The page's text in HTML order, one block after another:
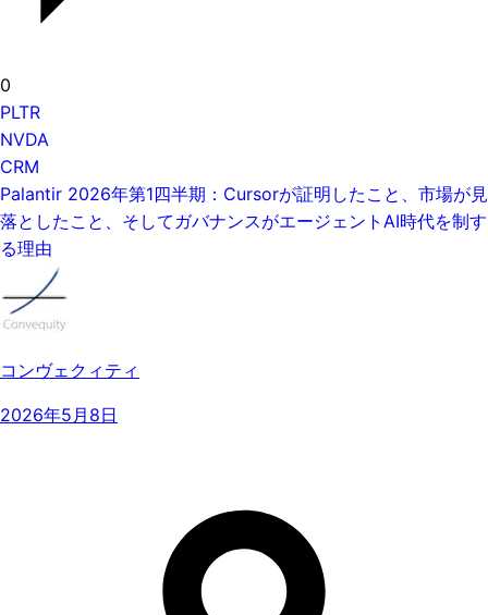
0
PLTR
NVDA
CRM
Palantir 2026年第1四半期：Cursorが証明したこと、市場が見
落としたこと、そしてガバナンスがエージェントAI時代を制す
る理由
コンヴェクィティ
2026年5月8日